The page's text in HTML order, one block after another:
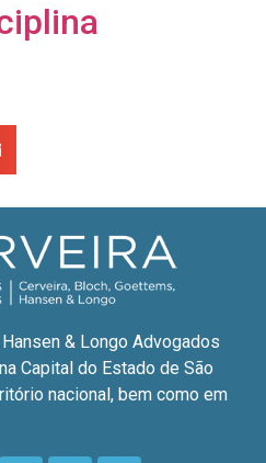
& Longo Advogados
Capital do Estado de São
nacional, bem como em